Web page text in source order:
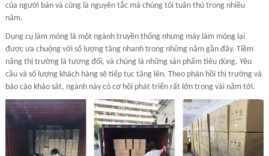
của người bán và cũng là nguyên tắc mà chúng tôi tuân thủ trong nhiều
năm.
Dụng cụ làm móng là một ngành truyền thống nhưng máy làm móng lại
được ưa chuộng với số lượng tăng nhanh trong những năm gần đây. Tiềm
năng thị trường là tương đối, và chúng là những sản phẩm tiêu dùng. Yêu
cầu và số lượng khách hàng sẽ tiếp tục tăng lên. Theo phản hồi thị trường và
báo cáo khảo sát, ngành này có cơ hội phát triển rất lớn trong vài năm tới.